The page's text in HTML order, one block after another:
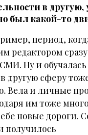
в другую,
был какой-то
период,
редактором сразу
Ну и
другую сферу
Вела и личные
им тоже
новые дороги.
получилось